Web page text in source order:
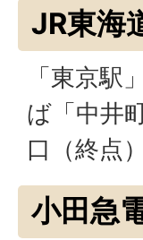
JR東海
「東京
ば「中井
口（終点
小田急